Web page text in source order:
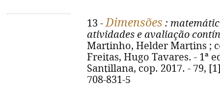
13 -Dimensões :
atividades e avaliação
Martinho, Helder Martins ;
Freitas, Hugo Tavares. - 1ª
Santillana, cop. 2017. - 79,
708-831-5